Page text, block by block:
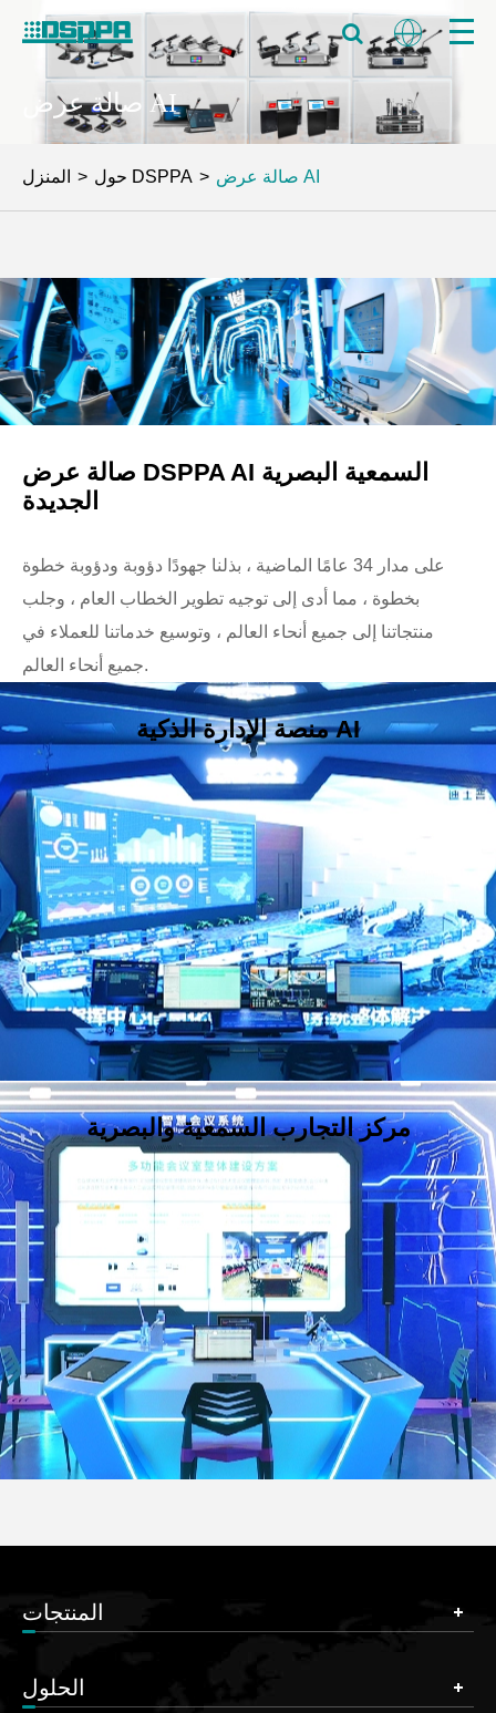
صالة عرض AI
المنزل حول DSPPA صالة عرض AI
صالة عرض DSPPA AI السمعية البصرية
الجديدة
على مدار 34 عامًا الماضية ، بذلنا جهودًا دؤوبة ودؤوبة خطوة
بخطوة ، مما أدى إلى توجيه تطوير الخطاب العام ، وجلب
منتجاتنا إلى جميع أنحاء العالم ، وتوسيع خدماتنا للعملاء في
جميع أنحاء العالم.
منصة الإدارة الذكية AI
مركز التجارب السمعية والبصرية
المنتجات
الحلول